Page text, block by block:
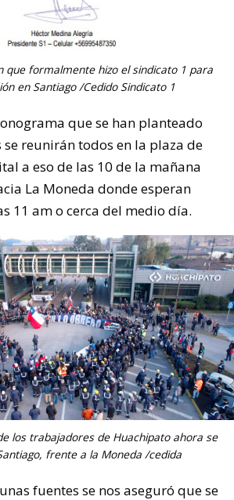
que formalmente hizo el sindicato 1 para
en Santiago /Cedido Sindicato 1
que se han planteado
reunirán todos en la plaza de
a eso de las 10 de la mañana
La Moneda donde esperan
11 am o cerca del medio día.
los trabajadores de Huachipato ahora se
frente a la Moneda /cedida
fuentes se nos aseguró que se